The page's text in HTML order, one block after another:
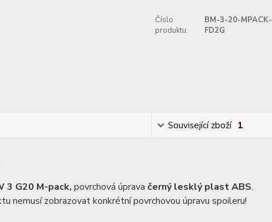
Číslo
produktu:
BM-3-20-MPACK-
FD2G
Související zboží 1
3 G20 M-pack, povrchová úprava černý lesklý plast ABS.
nemusí zobrazovat konkrétní povrchovou úpravu spoileru!